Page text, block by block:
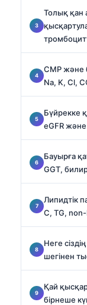
Толық қан
CMP және
Na, K, Cl,
Бүйрекке
eGFR
Бауырға
GGT,
Липидтік
C, TG,
Неге
шегінен
Қай
бірнеше